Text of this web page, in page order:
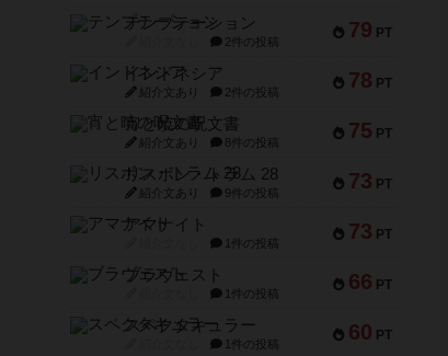
79 PT
テンプテーション
2件の投稿
78 PT
インドネシア
紹介文あり 2件の投稿
75 PT
宵と暁の呪文書
紹介文あり 8件の投稿
73 PT
リスボン・トラム 28
紹介文あり 9件の投稿
73 PT
アマナイト
1件の投稿
66 PT
ブラヴェスト
1件の投稿
60 PT
スペクタキュラー
1件の投稿